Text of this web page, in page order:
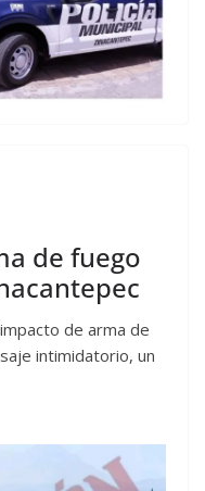
de fuego
de arma de
intimidatorio, un